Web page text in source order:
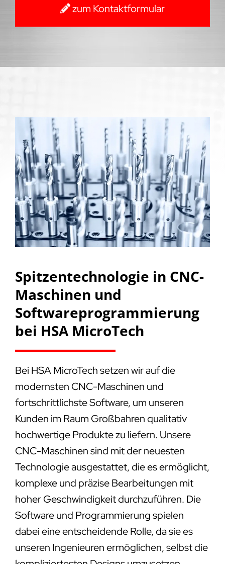
zum Kontaktformular
Spitzentechnologie in CNC-
Maschinen und
Softwareprogrammierung
bei HSA MicroTech
Bei HSA MicroTech setzen wir auf die
modernsten CNC-Maschinen und
fortschrittlichste Software, um unseren
Kunden im Raum Großbahren qualitativ
hochwertige Produkte zu liefern. Unsere
CNC-Maschinen sind mit der neuesten
Technologie ausgestattet, die es ermöglicht,
komplexe und präzise Bearbeitungen mit
hoher Geschwindigkeit durchzuführen. Die
Software und Programmierung spielen
dabei eine entscheidende Rolle, da sie es
unseren Ingenieuren ermöglichen, selbst die